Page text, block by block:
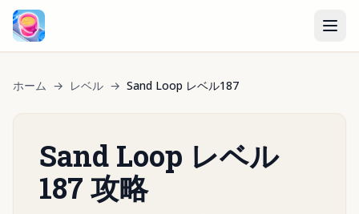
ホーム → レベル → Sand Loop レベル187
Sand Loop レベル
187 攻略